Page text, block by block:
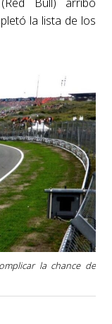
la lista de los
la chance de